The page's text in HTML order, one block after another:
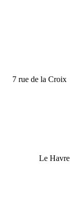
7 rue de la Croix
Le Havre